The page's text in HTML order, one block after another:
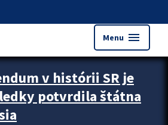
Menu menu
upútavok
v histórii SR je
potvrdila štátna